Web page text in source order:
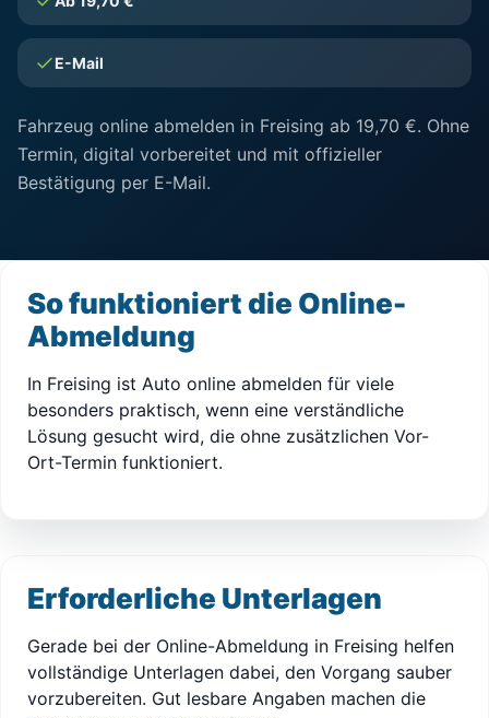
E-Mail
Fahrzeug online abmelden in Freising ab 19,70 €. Ohne
Termin, digital vorbereitet und mit offizieller
Bestätigung per E-Mail.
So funktioniert die Online-
Abmeldung
In Freising ist Auto online abmelden für viele
besonders praktisch, wenn eine verständliche
Lösung gesucht wird, die ohne zusätzlichen Vor-
Ort-Termin funktioniert.
Erforderliche Unterlagen
Gerade bei der Online-Abmeldung in Freising helfen
vollständige Unterlagen dabei, den Vorgang sauber
vorzubereiten. Gut lesbare Angaben machen die